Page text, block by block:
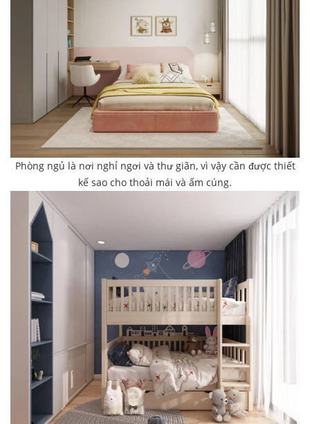
Phòng ngủ là nơi nghỉ ngơi và thư giãn, vì vậy cần được thiết
kế sao cho thoải mái và ấm cúng.